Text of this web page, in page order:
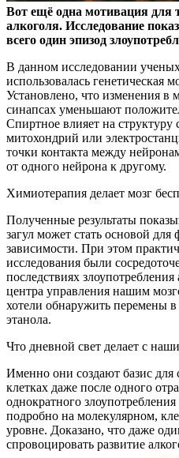
Вот ещё одна мотивация для
алкоголя. Исследование
всего один эпизод
В данном исследовании
использовалась генетическая
Установлено, что изменения в
синапсах уменьшают
Спиртное влияет на
митохондрий или
точки контакта между
от одного нейрона к другому.
Химиотерапия делает мозг
Полученные результаты
загул может стать основой
зависимости. При этом
исследования были
последствиях
центра управления нашим
хотели обнаружить перемены в
этанола.
Что дневной свет делает с
Именно они создают базис
клетках даже после одного
однократного
подробно на молекулярном,
уровне. Доказано, что даже
спровоцировать развитие